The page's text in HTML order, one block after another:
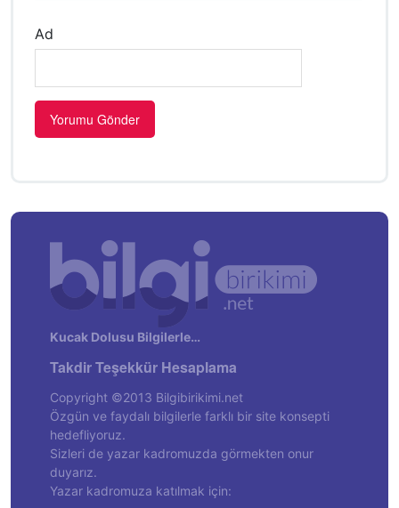
Ad
Kucak Dolusu Bilgilerle…
Takdir Teşekkür Hesaplama
Copyright ©2013 Bilgibirikimi.net
Özgün ve faydalı bilgilerle farklı bir site konsepti
hedefliyoruz.
Sizleri de yazar kadromuzda görmekten onur
duyarız.
Yazar kadromuza katılmak için: